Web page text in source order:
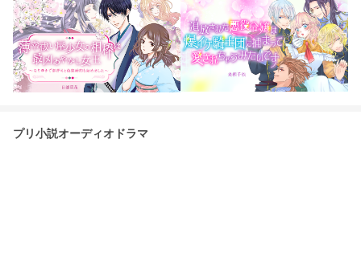
プリ小説オーディオドラマ